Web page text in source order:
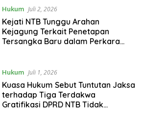
Hukum Juli 2, 2026
Kejati NTB Tunggu Arahan
Kejagung Terkait Penetapan
Tersangka Baru dalam Perkara
Hukum Juli 1, 2026
Kuasa Hukum Sebut Tuntutan Jaksa
terhadap Tiga Terdakwa
Gratifikasi DPRD NTB Tidak